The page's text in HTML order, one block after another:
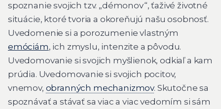
spoznanie svojich tzv. „démonov“, ťaživé životné
situácie, ktoré tvoria a okoreňujú našu osobnosť.
Uvedomenie si a porozumenie vlastným
emóciám, ich zmyslu, intenzite a pôvodu.
Uvedomovanie si svojich myšlienok, odkiaľ a kam
prúdia. Uvedomovanie si svojich pocitov,
vnemov, obranných mechanizmov. Skutočne sa
spoznávať a stávať sa viac a viac vedomím si sám